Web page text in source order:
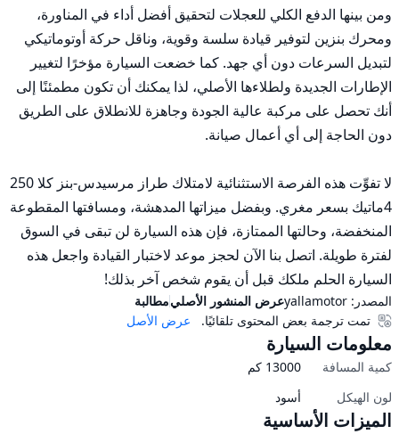
السيارة الحلم ملكك قبل أن يقوم شخص آخر بذلك!
المصدر: yallamotorعرض المنشور الأصليمطالبة
عرض الأصل
تمت ترجمة بعض المحتوى تلقائيًا.
معلومات السيارة
كمية المسافة 13000 كم
لون الهيكل
أسود
الميزات الأساسية